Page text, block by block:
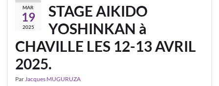
MAR
19
2025
STAGE AIKIDO
YOSHINKAN à
CHAVILLE LES 12-13 AVRIL
2025.
ParJacques MUGURUZA